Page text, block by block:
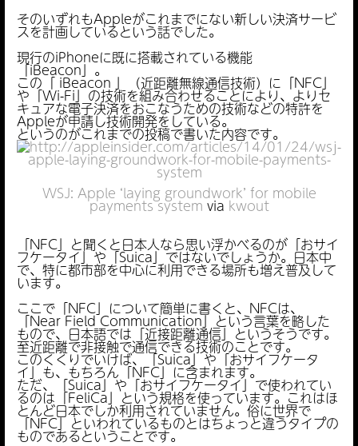
そのいずれもAppleがこれまでにない新しい決済サービ
スを計画しているという話でした。
現行のiPhoneに既に搭載されている機能
「iBeacon」。
この「 iBeacon 」（近距離無線通信技術）に「NFC」
や「Wi-Fi」の技術を組み合わせることにより、よりセ
キュアな電子決済をおこなうための技術などの特許を
Appleが申請し技術開発をしている。
というのがこれまでの投稿で書いた内容です。
WSJ: Apple ‘laying groundwork’ for mobile
payments system via kwout
「NFC」と聞くと日本人なら思い浮かべるのが「おサイ
フケータイ」や「Suica」ではないでしょうか。日本中
で、特に都市部を中心に利用できる場所も増え普及して
います。
ここで「NFC」について簡単に書くと、NFCは、
「Near Field Communication」という言葉を略した
もので、日本語では「近接距離通信」というそうです。
至近距離で非接触で通信できる技術のことです。
このくくりでいけば、「Suica」や「おサイフケータ
イ」も、もちろん「NFC」に含まれます。
ただ、「Suica」や「おサイフケータイ」で使われてい
るのは「FeliCa」という規格を使っています。これはほ
とんど日本でしか利用されていません。俗に世界で
「NFC」といわれているものとはちょっと違うタイプの
ものであるということです。